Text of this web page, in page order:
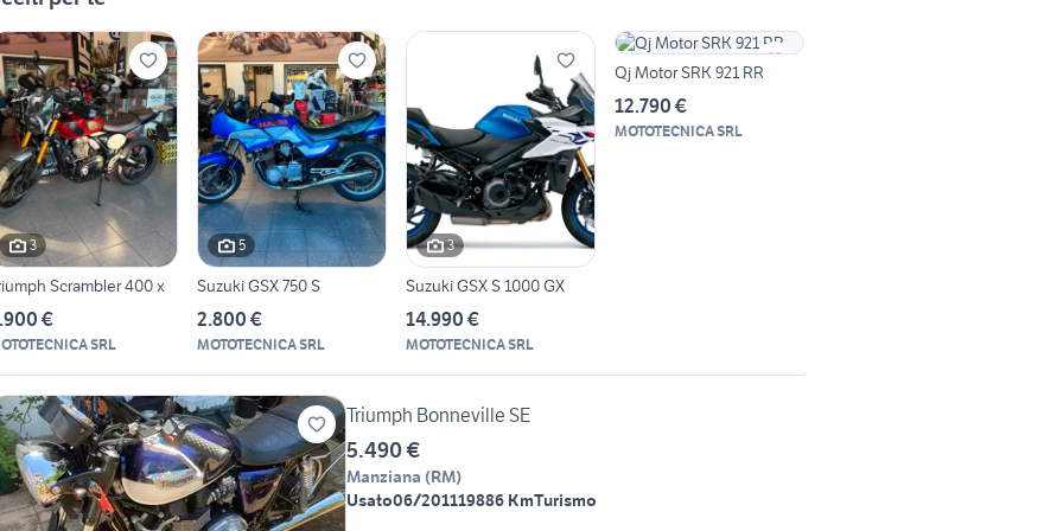
3
Scrambler 400 x
€
SRL
5
Suzuki GSX 750 S
2.800 €
MOTOTECNICA SRL
3
Suzuki GSX S 1000 GX
14.990 €
MOTOTECNICA SRL
Qj Motor SRK 921 RR
12.790 €
MOTOTECNICA SRL
Triumph Bonneville SE
5.490 €
Manziana (RM)
Usato06/201119886 KmTurismo